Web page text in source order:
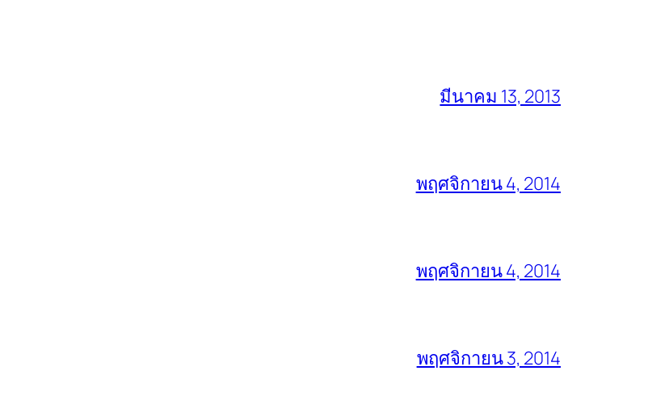
มีนาคม 13, 2013
พฤศจิกายน 4, 2014
พฤศจิกายน 4, 2014
พฤศจิกายน 3, 2014